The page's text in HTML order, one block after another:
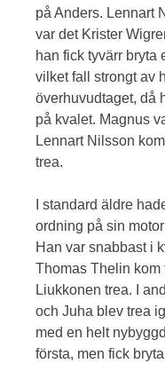
på Anders. Lennart
var det Krister
han fick tyvärr bryta
vilket fall strongt av
överhuvudtaget, då
på kvalet. Magnus
Lennart Nilsson
trea.
I standard äldre
ordning på sin
Han var snabbast i
Thomas Thelin kom
Liukkonen trea. I
och Juha blev trea
med en helt
första, men fick